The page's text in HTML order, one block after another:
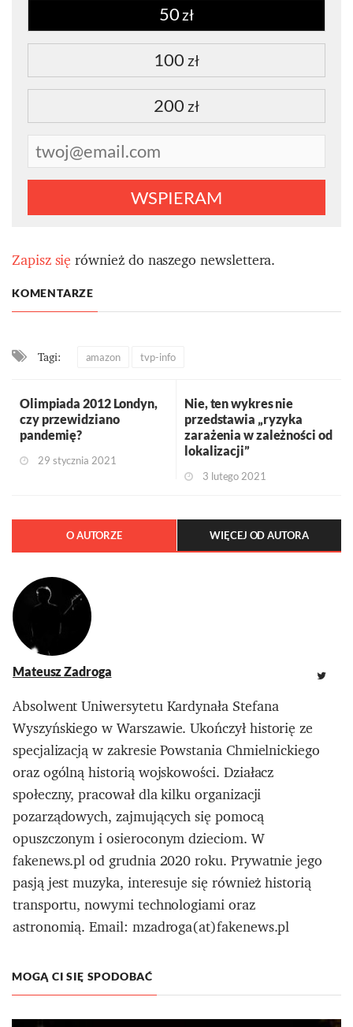
50 zł
100 zł
200 zł
WSPIERAM
Zapisz sięrównież do naszego newslettera.
KOMENTARZE
Tagi: amazon tvp-info
Olimpiada 2012 Londyn,
czy przewidziano
pandemię?
29 stycznia 2021
Nie, ten wykres nie
przedstawia „ryzyka
zarażenia w zależności od
lokalizacji”
3 lutego 2021
O AUTORZE WIĘCEJ OD AUTORA
Mateusz Zadroga
Absolwent Uniwersytetu Kardynała Stefana
Wyszyńskiego w Warszawie. Ukończył historię ze
specjalizacją w zakresie Powstania Chmielnickiego
oraz ogólną historią wojskowości. Działacz
społeczny, pracował dla kilku organizacji
pozarządowych, zajmujących się pomocą
opuszczonym i osieroconym dzieciom. W
fakenews.pl od grudnia 2020 roku. Prywatnie jego
pasją jest muzyka, interesuje się również historią
transportu, nowymi technologiami oraz
astronomią. Email: mzadroga(at)fakenews.pl
MOGĄ CI SIĘ SPODOBAĆ